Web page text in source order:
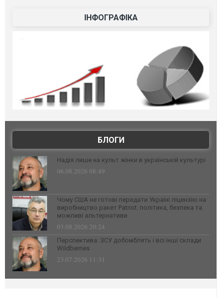
ІНФОГРАФІКА
БЛОГИ
Надія лише на культ жінки в українській культурі
06.08.2026 08:49
Чому США не готові передати Україні ліцензію на
виробництво ракет Patriot: політика, безпека та
можливі альтернативи
03.08.2026 20:24
Перспектива: ЗСУ добомблять і всі інші склади
Wildberries
23.07.2026 11:31